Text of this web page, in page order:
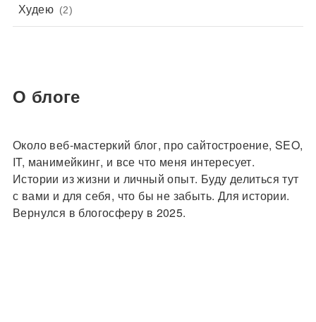
Худею (2)
О блоге
Около веб-мастеркий блог, про сайтостроение, SEO,
IT, манимейкинг, и все что меня интересует.
Истории из жизни и личный опыт. Буду делиться тут
с вами и для себя, что бы не забыть. Для истории.
Вернулся в блогосферу в 2025.